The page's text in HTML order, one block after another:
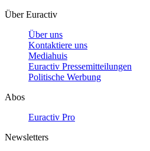
Über Euractiv
Über uns
Kontaktiere uns
Mediahuis
Euractiv Pressemitteilungen
Politische Werbung
Abos
Euractiv Pro
Newsletters